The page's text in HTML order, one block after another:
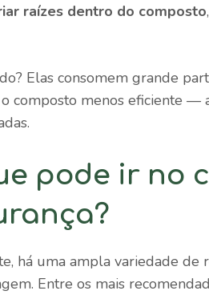
raízes dentro do composto
Elas consomem grande
composto menos eficiente —
pode ir no
há uma ampla variedade de
Entre os mais